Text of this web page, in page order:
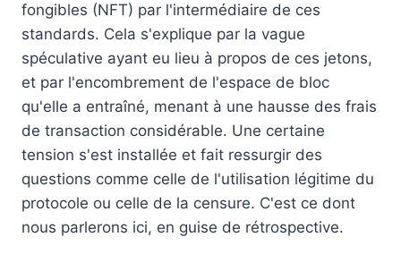
fongibles (NFT) par l'intermédiaire de ces
standards. Cela s'explique par la vague
spéculative ayant eu lieu à propos de ces jetons,
et par l'encombrement de l'espace de bloc
qu'elle a entraîné, menant à une hausse des frais
de transaction considérable. Une certaine
tension s'est installée et fait ressurgir des
questions comme celle de l'utilisation légitime du
protocole ou celle de la censure. C'est ce dont
nous parlerons ici, en guise de rétrospective.